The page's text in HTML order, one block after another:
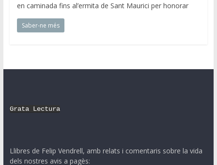
en caminada fins al’ermita de Sant Maurici per honorar
Saber-ne més
Grata Lectura
Llibres de Felip Vendrell, amb relats i comentaris sobre la vida
dels nostres avis a pagès: